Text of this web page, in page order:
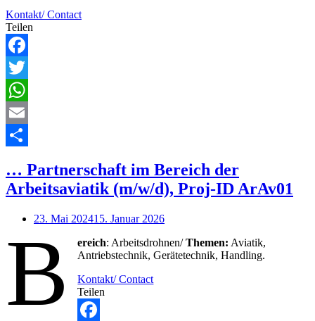
Kontakt/ Contact
Teilen
Facebook
Twitter
WhatsApp
Email
… Partnerschaft im Bereich der
Arbeitsaviatik (m/w/d), Proj-ID ArAv01
23. Mai 202415. Januar 2026
B ereich: Arbeitsdrohnen/Themen: Aviatik,
Antriebstechnik, Gerätetechnik, Handling.
Kontakt/ Contact
Teilen